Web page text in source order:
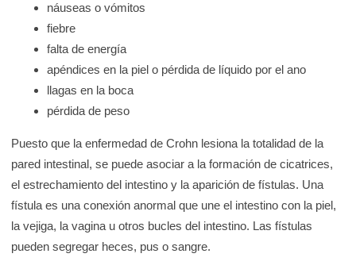
náuseas o vómitos
fiebre
falta de energía
apéndices en la piel o pérdida de líquido por el ano
llagas en la boca
pérdida de peso
Puesto que la enfermedad de Crohn lesiona la totalidad de la
pared intestinal, se puede asociar a la formación de cicatrices,
el estrechamiento del intestino y la aparición de fístulas. Una
fístula es una conexión anormal que une el intestino con la piel,
la vejiga, la vagina u otros bucles del intestino. Las fístulas
pueden segregar heces, pus o sangre.